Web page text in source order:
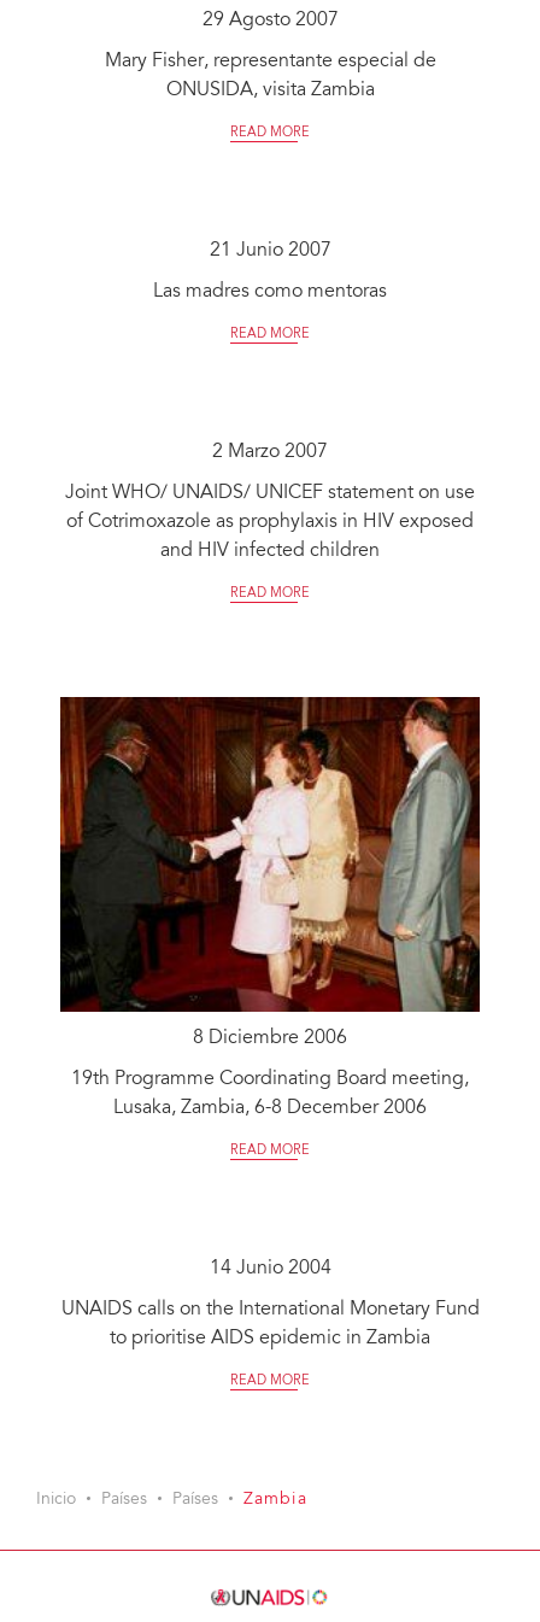
29 Agosto 2007
Mary Fisher, representante especial de
ONUSIDA, visita Zambia
READ MORE
21 Junio 2007
Las madres como mentoras
READ MORE
2 Marzo 2007
Joint WHO/ UNAIDS/ UNICEF statement on use
of Cotrimoxazole as prophylaxis in HIV exposed
and HIV infected children
READ MORE
8 Diciembre 2006
19th Programme Coordinating Board meeting,
Lusaka, Zambia, 6-8 December 2006
READ MORE
14 Junio 2004
UNAIDS calls on the International Monetary Fund
to prioritise AIDS epidemic in Zambia
READ MORE
Inicio Países Países Zambia